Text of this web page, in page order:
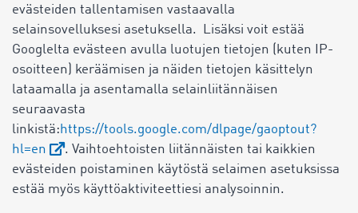
evästeiden tallentamisen vastaavalla
selainsovelluksesi asetuksella. Lisäksi voit estää
Googlelta evästeen avulla luotujen tietojen (kuten IP-
osoitteen) keräämisen ja näiden tietojen käsittelyn
lataamalla ja asentamalla selainliitännäisen
seuraavasta
linkistä:https://tools.google.com/dlpage/gaoptout?
hl=en
. Vaihtoehtoisten liitännäisten tai kaikkien
evästeiden poistaminen käytöstä selaimen asetuksissa
estää myös käyttöaktiviteettiesi analysoinnin.